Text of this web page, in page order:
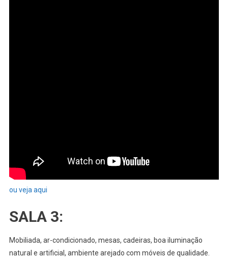
ou veja aqui
SALA 3:
Mobiliada, ar-condicionado, mesas, cadeiras, boa iluminação
natural e artificial, ambiente arejado com móveis de qualidade.